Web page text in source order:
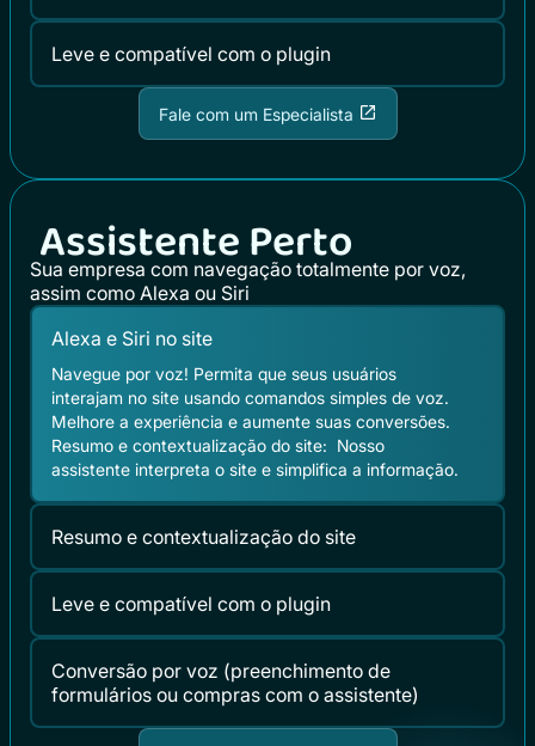
⁠Leve e compatível com o plugin
Fale com um Especialista
Assistente Perto
Sua empresa com navegação totalmente por voz,
assim como Alexa ou Siri
Alexa e Siri no site
Navegue por voz! Permita que seus usuários
interajam no site usando comandos simples de voz.
Melhore a experiência e aumente suas conversões.
Resumo e contextualização do site: Nosso
assistente interpreta o site e simplifica a informação.
Resumo e contextualização do site
Leve e compatível com o plugin
Conversão por voz (preenchimento de
formulários ou compras com o assistente)